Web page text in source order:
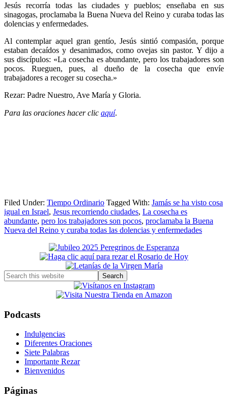
Jesús recorría todas las ciudades y pueblos; enseñaba en sus
sinagogas, proclamaba la Buena Nueva del Reino y curaba todas las
dolencias y enfermedades.
Al contemplar aquel gran gentío, Jesús sintió compasión, porque
estaban decaídos y desanimados, como ovejas sin pastor. Y dijo a
sus discípulos: «La cosecha es abundante, pero los trabajadores son
pocos. Rueguen, pues, al dueño de la cosecha que envíe
trabajadores a recoger su cosecha.»
Rezar: Padre Nuestro, Ave María y Gloria.
Para las oraciones hacer clic aquí.
Filed Under: Tiempo Ordinario Tagged With: Jamás se ha visto cosa
igual en Israel, Jesus recorriendo ciudades, La cosecha es
abundante, pero los trabajadores son pocos, proclamaba la Buena
Nueva del Reino y curaba todas las dolencias y enfermedades
Primary
Sidebar
Search
this
Podcasts
Indulgencias
Diferentes Oraciones
Siete Palabras
Importante Rezar
Bienvenidos
Páginas